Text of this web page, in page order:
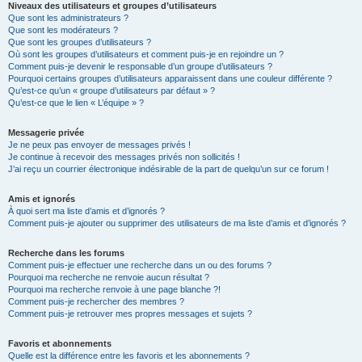
Niveaux des utilisateurs et groupes d’utilisateurs
Que sont les administrateurs ?
Que sont les modérateurs ?
Que sont les groupes d’utilisateurs ?
Où sont les groupes d’utilisateurs et comment puis-je en rejoindre un ?
Comment puis-je devenir le responsable d’un groupe d’utilisateurs ?
Pourquoi certains groupes d’utilisateurs apparaissent dans une couleur différente ?
Qu’est-ce qu’un « groupe d’utilisateurs par défaut » ?
Qu’est-ce que le lien « L’équipe » ?
Messagerie privée
Je ne peux pas envoyer de messages privés !
Je continue à recevoir des messages privés non sollicités !
J’ai reçu un courrier électronique indésirable de la part de quelqu’un sur ce forum !
Amis et ignorés
À quoi sert ma liste d’amis et d’ignorés ?
Comment puis-je ajouter ou supprimer des utilisateurs de ma liste d’amis et d’ignorés ?
Recherche dans les forums
Comment puis-je effectuer une recherche dans un ou des forums ?
Pourquoi ma recherche ne renvoie aucun résultat ?
Pourquoi ma recherche renvoie à une page blanche ?!
Comment puis-je rechercher des membres ?
Comment puis-je retrouver mes propres messages et sujets ?
Favoris et abonnements
Quelle est la différence entre les favoris et les abonnements ?